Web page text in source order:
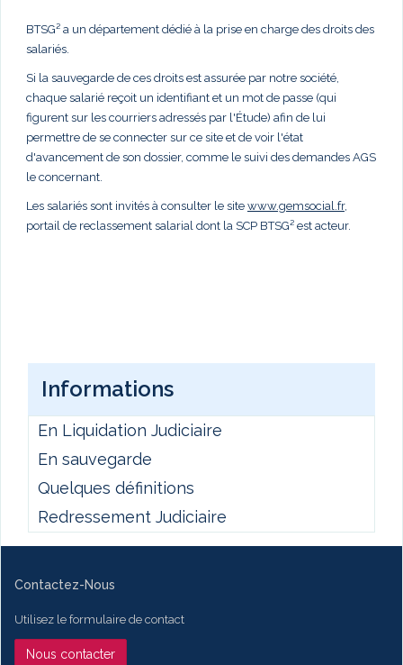
BTSG² a un département dédié à la prise en charge des droits des
salariés.
Si la sauvegarde de ces droits est assurée par notre société,
chaque salarié reçoit un identifiant et un mot de passe (qui
figurent sur les courriers adressés par l'Étude) afin de lui
permettre de se connecter sur ce site et de voir l'état
d'avancement de son dossier, comme le suivi des demandes AGS
le concernant.
Les salariés sont invités à consulter le site www.gemsocial.fr,
portail de reclassement salarial dont la SCP BTSG² est acteur.
Informations
En Liquidation Judiciaire
En sauvegarde
Quelques définitions
Redressement Judiciaire
Contactez-Nous
Utilisez le formulaire de contact
Nous contacter